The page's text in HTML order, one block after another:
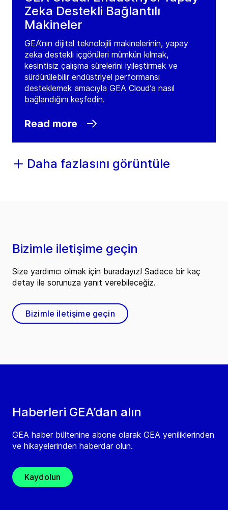
Zeka Destekli Bağlantılı
Makineler
GEA’nın dijital teknolojili makinelerinin, yapay
zeka destekli içgörüleri mümkün kılmak,
kesintisiz çalışma sürelerini iyileştirmek ve
sürdürülebilir endüstriyel performansı
desteklemek amacıyla GEA Cloud’a nasıl
bağlandığını keşfedin.
Read more
Daha fazlasını görüntüle
Haberleri GEA’dan alın
GEA haber bültenine abone olarak GEA yeniliklerinden
ve hikayelerinden haberdar olun.
Kaydolun
Bizimle iletişime geçin
Size yardımcı olmak için buradayız! Sadece bir kaç
detay ile sorunuza yanıt verebileceğiz.
Bizimle iletişime geçin